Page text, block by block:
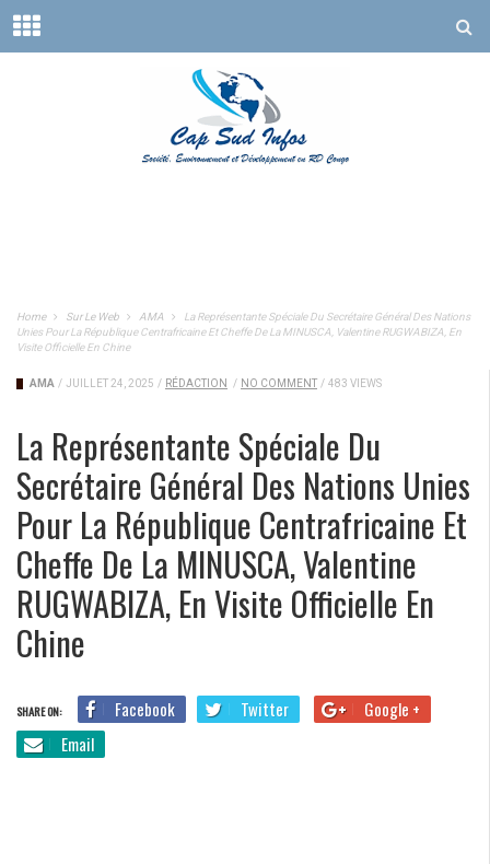
Home Sur Le Web AMA
La Représentante Spéciale Du Secrétaire Général Des Nations
Unies Pour La République Centrafricaine Et Cheffe De La MINUSCA, Valentine RUGWABIZA, En
Visite Officielle En Chine
AMA / JUILLET 24, 2025 / RÉDACTION / NO COMMENT / 483 VIEWS
La Représentante Spéciale Du
Secrétaire Général Des Nations Unies
Pour La République Centrafricaine Et
Cheffe De La MINUSCA, Valentine
RUGWABIZA, En Visite Officielle En
Chine
SHARE ON: Facebook Twitter
Google +
Email